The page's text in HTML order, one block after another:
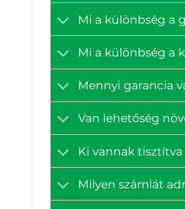
Mi a különbség a
Mi a különbség a
Mennyi garancia
Van lehetőség
Ki vannak
Milyen számlát